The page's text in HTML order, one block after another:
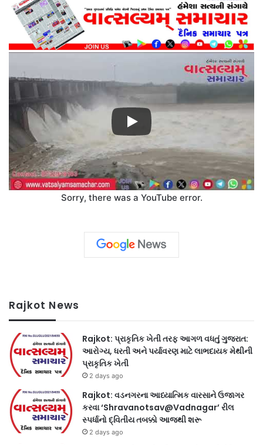
Sorry, there was a YouTube error.
Rajkot News
Rajkot: પ્રાકૃતિક ખેતી તરફ આગળ વધતું ગુજરાત:
આરોગ્ય, ધરતી અને પર્યાવરણ માટે લાભદાયક મેથીની
પ્રાકૃતિક ખેતી
2 days ago
Rajkot: વડનગરના આધ્યાત્મિક વારસાને ઉજાગર
કરવા ‘Shravanotsav@Vadnagar’ રીલ
સ્પર્ધાનો દ્વિતીય તબક્કો આજથી શરૂ
2 days ago